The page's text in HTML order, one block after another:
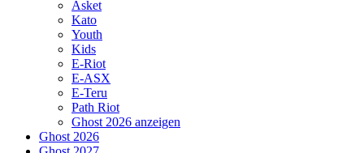
Asket
Kato
Youth
Kids
E-Riot
E-ASX
E-Teru
Path Riot
Ghost 2026 anzeigen
Ghost 2026